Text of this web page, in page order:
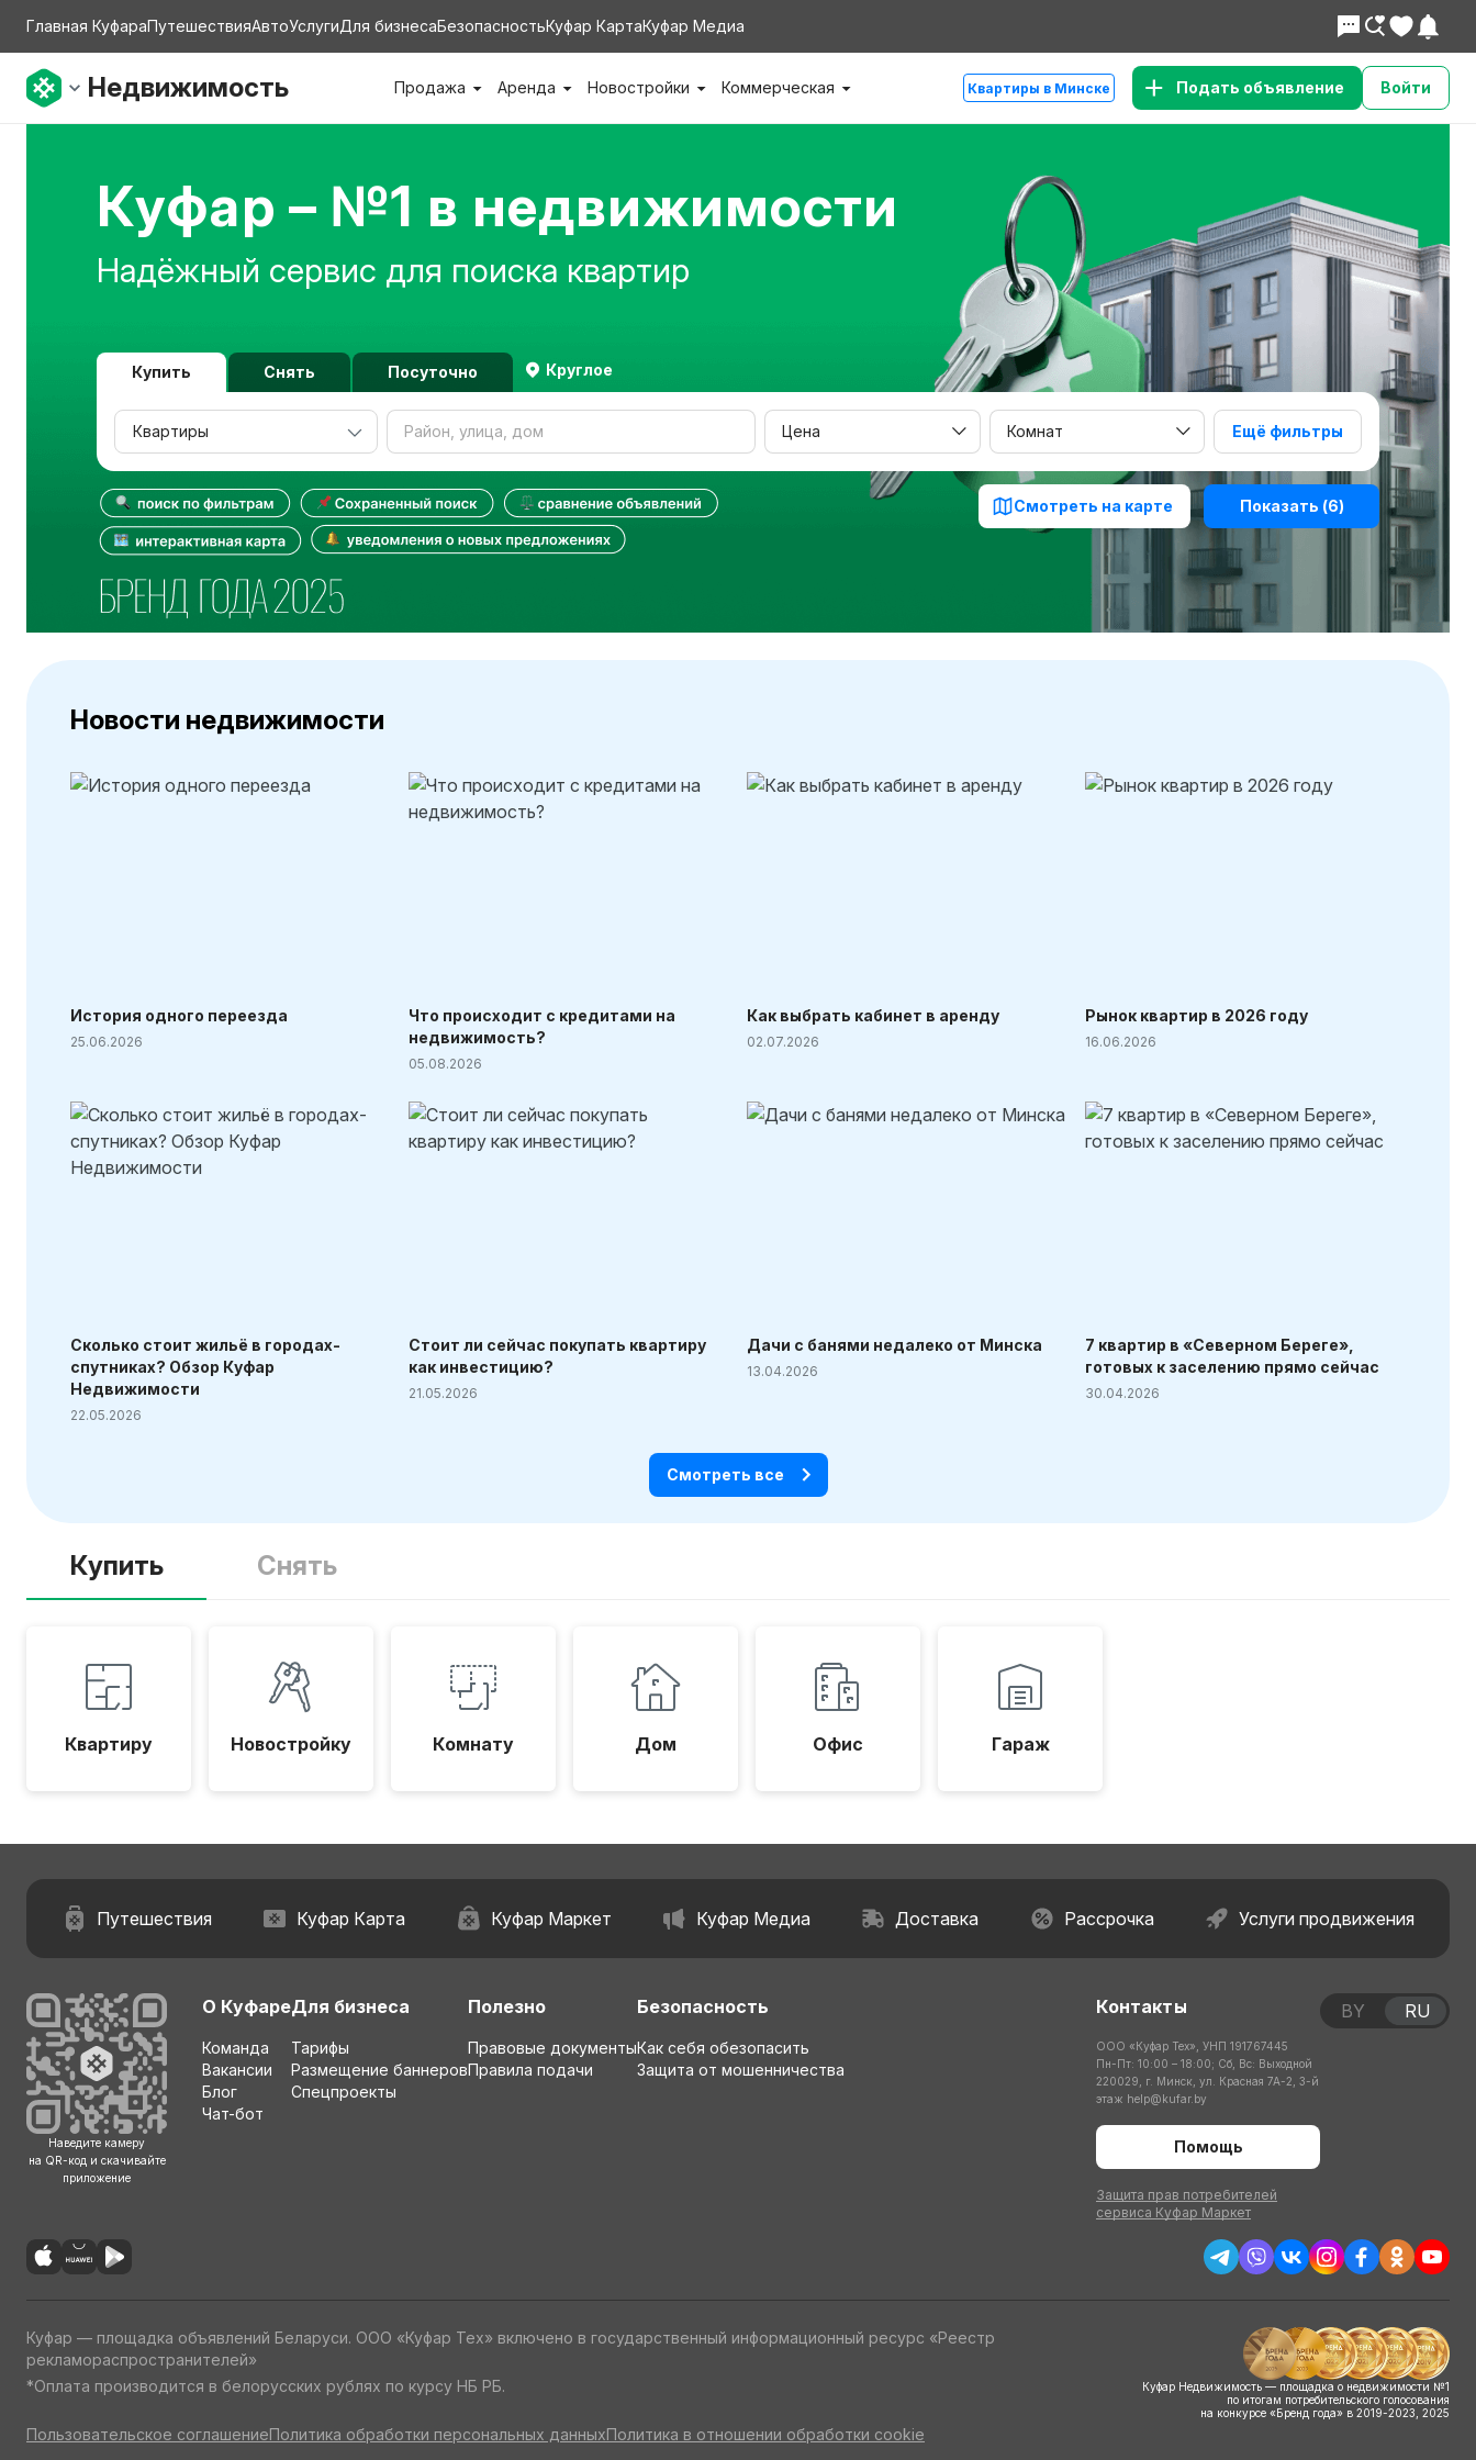
Главная КуфараПутешествияАвтоУслугиДля бизнесаБезопасностьКуфар КартаКуфар Медиа
Недвижимость Продажа Аренда Новостройки Коммерческая Квартиры в Минске Подать объявление Войти
Куфар – №1 в недвижимости
Надёжный сервис для поиска квартир
Купить Снять Посуточно Круглое
Цена Комнат Ещё фильтры
Смотреть на карте Показать (6)
Новости недвижимости
История одного переезда
25.06.2026
Что происходит с кредитами на
недвижимость?
05.08.2026
Как выбрать кабинет в аренду
02.07.2026
Рынок квартир в 2026 году
16.06.2026
Сколько стоит жильё в городах-
спутниках? Обзор Куфар
Недвижимости
22.05.2026
Стоит ли сейчас покупать квартиру
как инвестицию?
21.05.2026
Дачи с банями недалеко от Минска
13.04.2026
7 квартир в «Северном Береге»,
готовых к заселению прямо сейчас
30.04.2026
Смотреть все
Купить Снять
Квартиру Новостройку Комнату Дом Офис Гараж
Путешествия Куфар Карта Куфар Маркет Куфар Медиа Доставка Рассрочка Услуги продвижения
Наведите камеру
на QR-код и скачивайте
приложение
О Куфаре
Команда
Вакансии
Блог
Чат-бот
Для бизнеса
Тарифы
Размещение баннеров
Спецпроекты
Полезно
Правовые документы
Правила подачи
Безопасность
Как себя обезопасить
Защита от мошенничества
Контакты
ООО «Куфар Тех», УНП 191767445
Пн-Пт: 10:00 – 18:00; Сб, Вс: Выходной
220029, г. Минск, ул. Красная 7А-2, 3-й
этаж help@kufar.by
Помощь
Защита прав потребителей
сервиса Куфар Маркет
BY RU
Куфар — площадка объявлений Беларуси. ООО «Куфар Тех» включено в государственный информационный ресурс «Реестр
рекламораспространителей»
*Оплата производится в белорусских рублях по курсу НБ РБ.
Пользовательское соглашениеПолитика обработки персональных данныхПолитика в отношении обработки cookie
Куфар Недвижимость — площадка о недвижимости №1
по итогам потребительского голосования
на конкурсе «Бренд года» в 2019-2023, 2025